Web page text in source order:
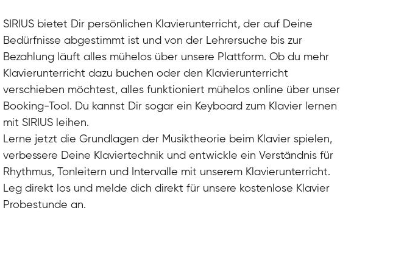
Charlotte
Klavier / Piano / Flügel
SIRIUS bietet Dir persönlichen Klavierunterricht, der auf Deine
Bedürfnisse abgestimmt ist und von der Lehrersuche bis zur
Bezahlung läuft alles mühelos über unsere Plattform. Ob du mehr
Klavierunterricht dazu buchen oder den Klavierunterricht
verschieben möchtest, alles funktioniert mühelos online über unser
Booking-Tool. Du kannst Dir sogar ein Keyboard zum Klavier lernen
mit SIRIUS leihen.
Lerne jetzt die Grundlagen der Musiktheorie beim Klavier spielen,
verbessere Deine Klaviertechnik und entwickle ein Verständnis für
Rhythmus, Tonleitern und Intervalle mit unserem Klavierunterricht.
Leg direkt los und melde dich direkt für unsere kostenlose Klavier
Probestunde an.